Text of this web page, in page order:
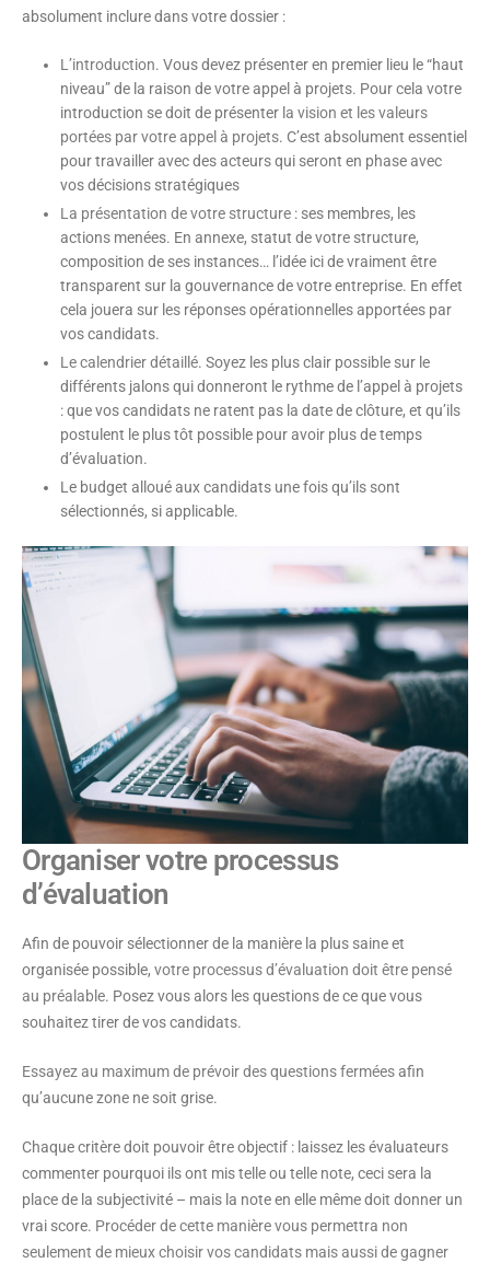
absolument inclure dans votre dossier :
L’introduction. Vous devez présenter en premier lieu le “haut
niveau” de la raison de votre appel à projets. Pour cela votre
introduction se doit de présenter la vision et les valeurs
portées par votre appel à projets. C’est absolument essentiel
pour travailler avec des acteurs qui seront en phase avec
vos décisions stratégiques
La présentation de votre structure : ses membres, les
actions menées. En annexe, statut de votre structure,
composition de ses instances… l’idée ici de vraiment être
transparent sur la gouvernance de votre entreprise. En effet
cela jouera sur les réponses opérationnelles apportées par
vos candidats.
Le calendrier détaillé. Soyez les plus clair possible sur le
différents jalons qui donneront le rythme de l’appel à projets
: que vos candidats ne ratent pas la date de clôture, et qu’ils
postulent le plus tôt possible pour avoir plus de temps
d’évaluation.
Le budget alloué aux candidats une fois qu’ils sont
sélectionnés, si applicable.
Organiser votre processus
d’évaluation
Afin de pouvoir sélectionner de la manière la plus saine et
organisée possible, votre processus d’évaluation doit être pensé
au préalable. Posez vous alors les questions de ce que vous
souhaitez tirer de vos candidats.
Essayez au maximum de prévoir des questions ferméesafin
qu’aucune zone ne soit grise.
Chaque critère doit pouvoir être objectif : laissez les évaluateurs
commenter pourquoi ils ont mis telle ou telle note, ceci sera la
place de la subjectivité – mais la note en elle même doit donner un
vrai score. Procéder de cette manière vous permettra non
seulement de mieux choisir vos candidats mais aussi de gagner